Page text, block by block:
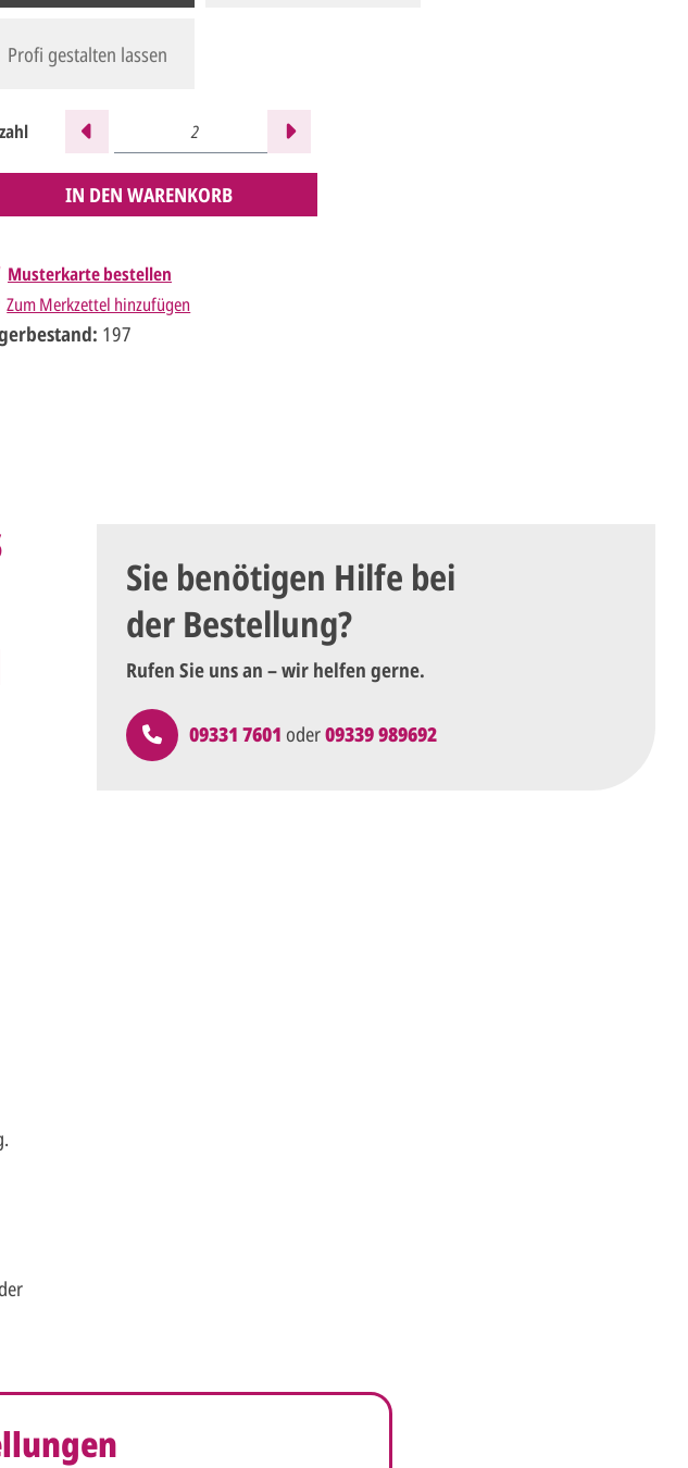
Profi gestalten lassen
IN DEN WARENKORB
Musterkarte bestellen
Zum Merkzettel hinzufügen
197
Sie benötigen Hilfe bei
der Bestellung?
Rufen Sie uns an – wir helfen gerne.
09331 7601 oder09339 989692